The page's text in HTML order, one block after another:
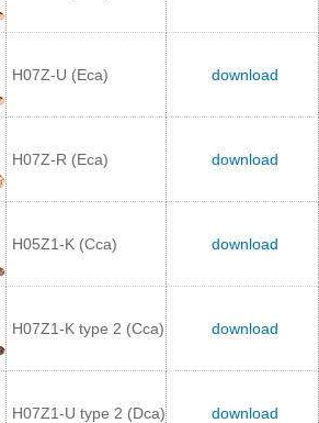
H07Z-U (Eca) download
H07Z-R (Eca) download
H05Z1-K (Cca) download
H07Z1-K type 2 (Cca) download
H07Z1-U type 2 (Dca) download